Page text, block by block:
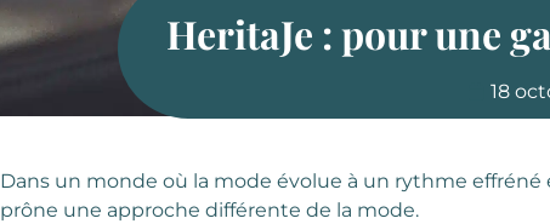
HeritaJe : pour une
18
Dans un monde où la mode évolue à un rythme
prône une approche différente de la mode.